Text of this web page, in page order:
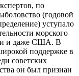
по
(годовой
уступало
морского
и даже США. В
поддержке в
советских
он был признан